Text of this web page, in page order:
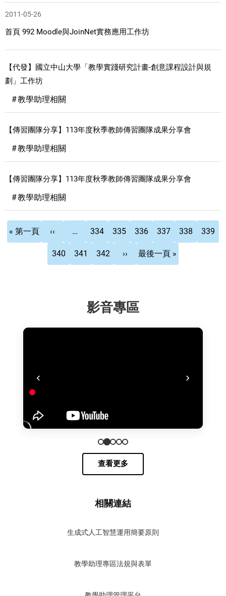
2011-05-26
首頁 992 Moodle與JoinNet實務應用工作坊
【代發】國立中山大學「教學實踐研究計畫-創意課程設計與規
劃」工作坊
教學助理相關
【傳習團隊分享】113年度秋季教師傳習團隊成果分享會
教學助理相關
【傳習團隊分享】113年度秋季教師傳習團隊成果分享會
教學助理相關
Pagination
First
page
« 第一頁
page
‹‹ …
頁
面
334
頁
面
335
頁
面
336
頁
面
337
頁
面
338
頁
面
339
頁
面
340
目
前
341
頁
面
342
一
››
Last
page
最後一頁 »
影音專區
查看更多
相關連結
生成式人工智慧運用簡要原則
教學助理專區法規與表單